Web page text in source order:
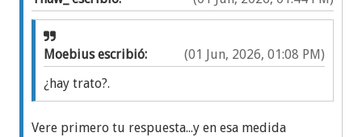
(01 Jun, 2026, 01:08 PM)
Moebius escribió:
¿hay trato?.
Vere primero tu respuesta...y en esa medida